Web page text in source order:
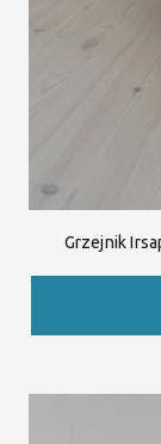
Grzejnik